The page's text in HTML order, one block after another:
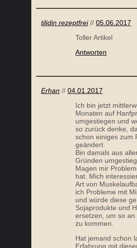
tilidin rezeptfrei// 05.06.2017
Toller Artikel
Antworten
Erhan // 04.01.2017
Ich bin jetzt
Monaten auf
umgestiegen und
so zurück denke,
schon einiges zum
geändert.
Bin damals aus
Gründen
Magen mir
hat. Mich
Art von
ich Probleme mit
und würde diese
Sojaprodukte und
ersetzen, um so an
zu kommen.
Hat jemand schon
Erfahrung mit